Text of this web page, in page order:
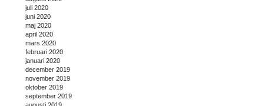
juli 2020
juni 2020
maj 2020
april 2020
mars 2020
februari 2020
januari 2020
december 2019
november 2019
oktober 2019
september 2019